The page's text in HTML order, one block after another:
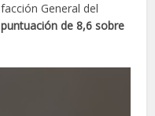
General del
de 8,6 sobre